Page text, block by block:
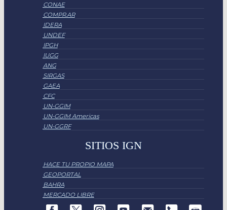
CONAE
COMPR.AR
IDERA
UNDEF
IPGH
IUGG
ANG
SIRGAS
GAEA
CFC
UN-GGIM
UN-GGIM Americas
UN-GGRF
SITIOS IGN
HACE TU PROPIO MAPA
GEOPORTAL
BAHRA
MERCADO LIBRE